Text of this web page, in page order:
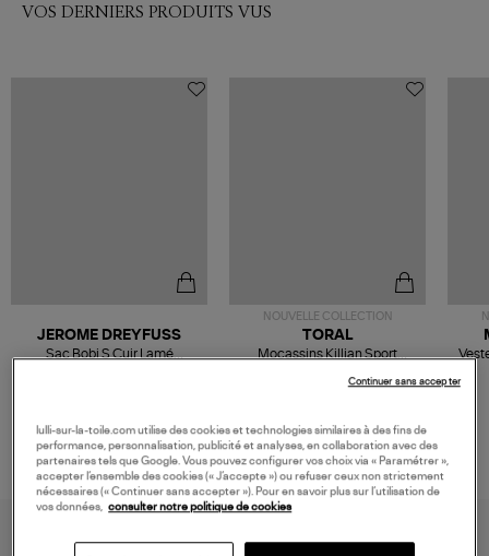
VOS DERNIERS PRODUITS VUS
JEROME DREYFUSS
Sac Bobi S Cuir Lamé
NOUVELLE COLLECTION
TORAL
Mocassins Killian Sport
lulli-sur-la-toile.com utilise des cookies et technologies similaires à des fins de
performance, personnalisation, publicité et analyses, en collaboration avec des
partenaires tels que Google. Vous pouvez configurer vos choix via « Paramétrer »,
accepter l’ensemble des cookies (« J’accepte ») ou refuser ceux non strictement
nécessaires (« Continuer sans accepter »). Pour en savoir plus sur l’utilisation de
vos données, consulter notre politique de cookies
Continuer sans accepter